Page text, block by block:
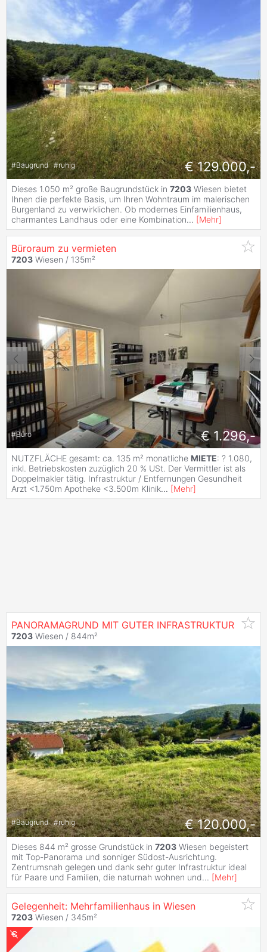
#Baugrund #ruhig € 129.000,-
Dieses 1.050 m² große Baugrundstück in 7203 Wiesen bietet
Ihnen die perfekte Basis, um Ihren Wohntraum im malerischen
Burgenland zu verwirklichen. Ob modernes Einfamilienhaus,
charmantes Landhaus oder eine Kombination... [Mehr]
Büroraum zu vermieten
7203 Wiesen / 135m²
#Büro € 1.296,-
NUTZFLÄCHE gesamt: ca. 135 m² monatliche MIETE: ? 1.080,
inkl. Betriebskosten zuzüglich 20 % USt. Der Vermittler ist als
Doppelmakler tätig. Infrastruktur / Entfernungen Gesundheit
Arzt <1.750m Apotheke <3.500m Klinik... [Mehr]
PANORAMAGRUND MIT GUTER INFRASTRUKTUR
7203 Wiesen / 844m²
#Baugrund #ruhig € 120.000,-
Dieses 844 m² grosse Grundstück in 7203 Wiesen begeistert
mit Top-Panorama und sonniger Südost-Ausrichtung.
Zentrumsnah gelegen und dank sehr guter Infrastruktur ideal
für Paare und Familien, die naturnah wohnen und... [Mehr]
Gelegenheit: Mehrfamilienhaus in Wiesen
7203 Wiesen / 345m²